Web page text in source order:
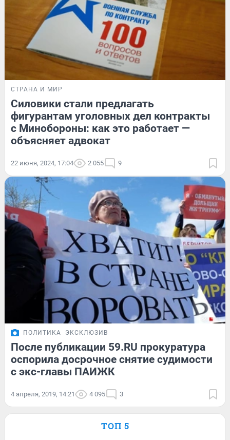
СТРАНА И МИР
Силовики стали предлагать
фигурантам уголовных дел контракты
с Минобороны: как это работает —
объясняет адвокат
22 июня, 2024, 17:04 2 055 9
ПОЛИТИКА ЭКСКЛЮЗИВ
После публикации 59.RU прокуратура
оспорила досрочное снятие судимости
с экс-главы ПАИЖК
4 апреля, 2019, 14:21 4 095 3
ТОП 5